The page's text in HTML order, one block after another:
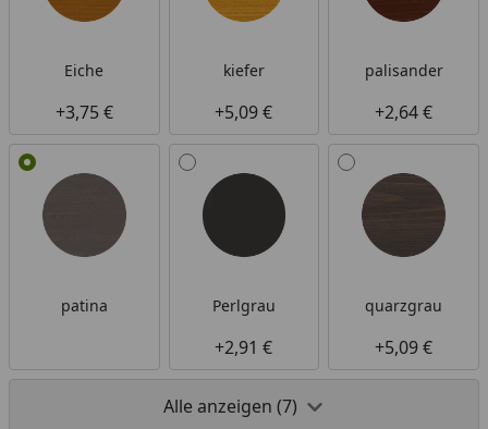
Eiche
+3,75 €
kiefer
+5,09 €
palisander
+2,64 €
patina Perlgrau
+2,91 €
quarzgrau
+5,09 €
Alle anzeigen (7)